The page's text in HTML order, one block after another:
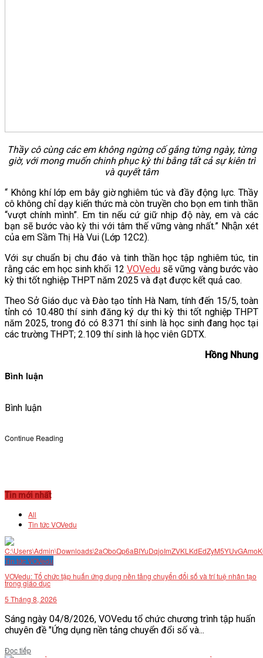
Thầy cô cùng các em không ngừng cố gắng từng ngày, từng
giờ, với mong muốn chinh phục kỳ thi bằng tất cả sự kiên trì
và quyết tâm
“ Không khí lớp em bây giờ nghiêm túc và đầy động lực. Thầy
cô không chỉ dạy kiến thức mà còn truyền cho bọn em tinh thần
“vượt chính mình”. Em tin nếu cứ giữ nhịp độ này, em và các
bạn sẽ bước vào kỳ thi với tâm thế vững vàng nhất.” Nhận xét
của em Sầm Thị Hà Vui (Lớp 12C2).
Với sự chuẩn bị chu đáo và tinh thần học tập nghiêm túc, tin
rằng các em học sinh khối 12 VOVedusẽ vững vàng bước vào
kỳ thi tốt nghiệp THPT năm 2025 và đạt được kết quả cao.
Theo Sở Giáo dục và Đào tạo tỉnh Hà Nam, tính đến 15/5, toàn
tỉnh có 10.480 thí sinh đăng ký dự thi kỳ thi tốt nghiệp THPT
năm 2025, trong đó có 8.371 thí sinh là học sinh đang học tại
các trường THPT; 2.109 thí sinh là học viên GDTX.
Hồng Nhung
Bình luận
Bình luận
Continue Reading
Tin mới nhất
All
Tin tức VOVedu
Tin tức VOVedu
VOVedu: Tổ chức tập huấn ứng dụng nền tảng chuyển đổi số và trí tuệ nhân tạo
trong giáo dục
5 Tháng 8, 2026
Sáng ngày 04/8/2026, VOVedu tổ chức chương trình tập huấn
chuyên đề "Ứng dụng nền tảng chuyển đổi số và...
Đọc tiếpDetails